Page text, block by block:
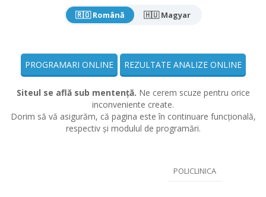
🇷🇴 Română 🇭🇺 Magyar
PROGRAMARI ONLINE REZULTATE ANALIZE ONLINE
Siteul se află sub mentență. Ne cerem scuze pentru orice
inconveniente create.
Dorim să vă asigurăm, că pagina este în continuare funcțională,
respectiv și modulul de programări.
POLICLINICA